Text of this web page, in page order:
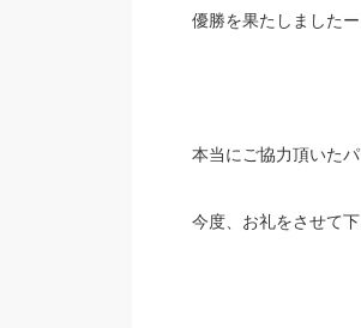
優勝を果たしましたー
本当にご協力頂いた
今度、お礼をさせて下